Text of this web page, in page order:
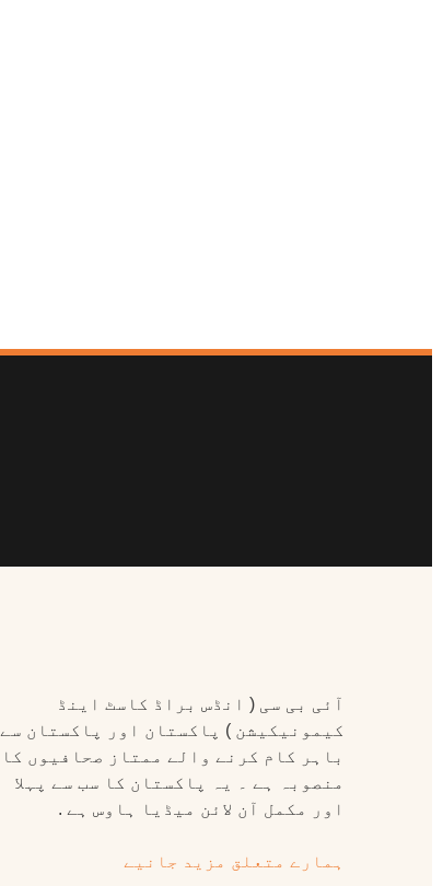
آئی بی سی ( انڈس براڈ کاسٹ اینڈ
کیمونیکیشن ) پاکستان اور پاکستان سے
باہر کام کرنے والے ممتاز صحافیوں کا
منصوبہ ہے ۔ یہ پاکستان کا سب سے پہلا
اور مکمل آن لائن میڈیا ہاوس ہے .
ہمارے متعلق مزید جانیے